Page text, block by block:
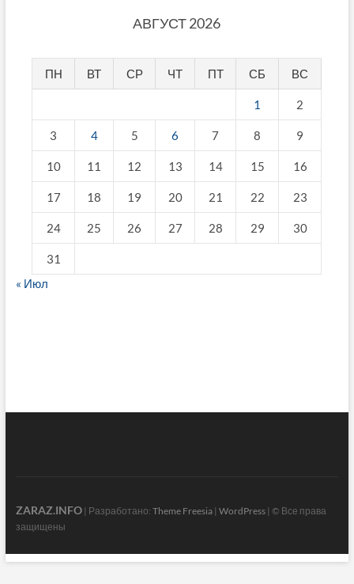
АВГУСТ 2026
ПН ВТ СР ЧТ ПТ СБ ВС
1 2
3 4 5 6 7 8 9
10 11 12 13 14 15 16
17 18 19 20 21 22 23
24 25 26 27 28 29 30
31
« Июл
ZARAZ.INFO| Разработано: Theme Freesia| WordPress| © Все права
защищены